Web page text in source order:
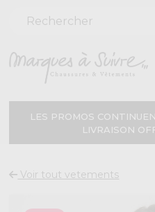
LES PROMOS
LIVRAISON
Voir tout vetements